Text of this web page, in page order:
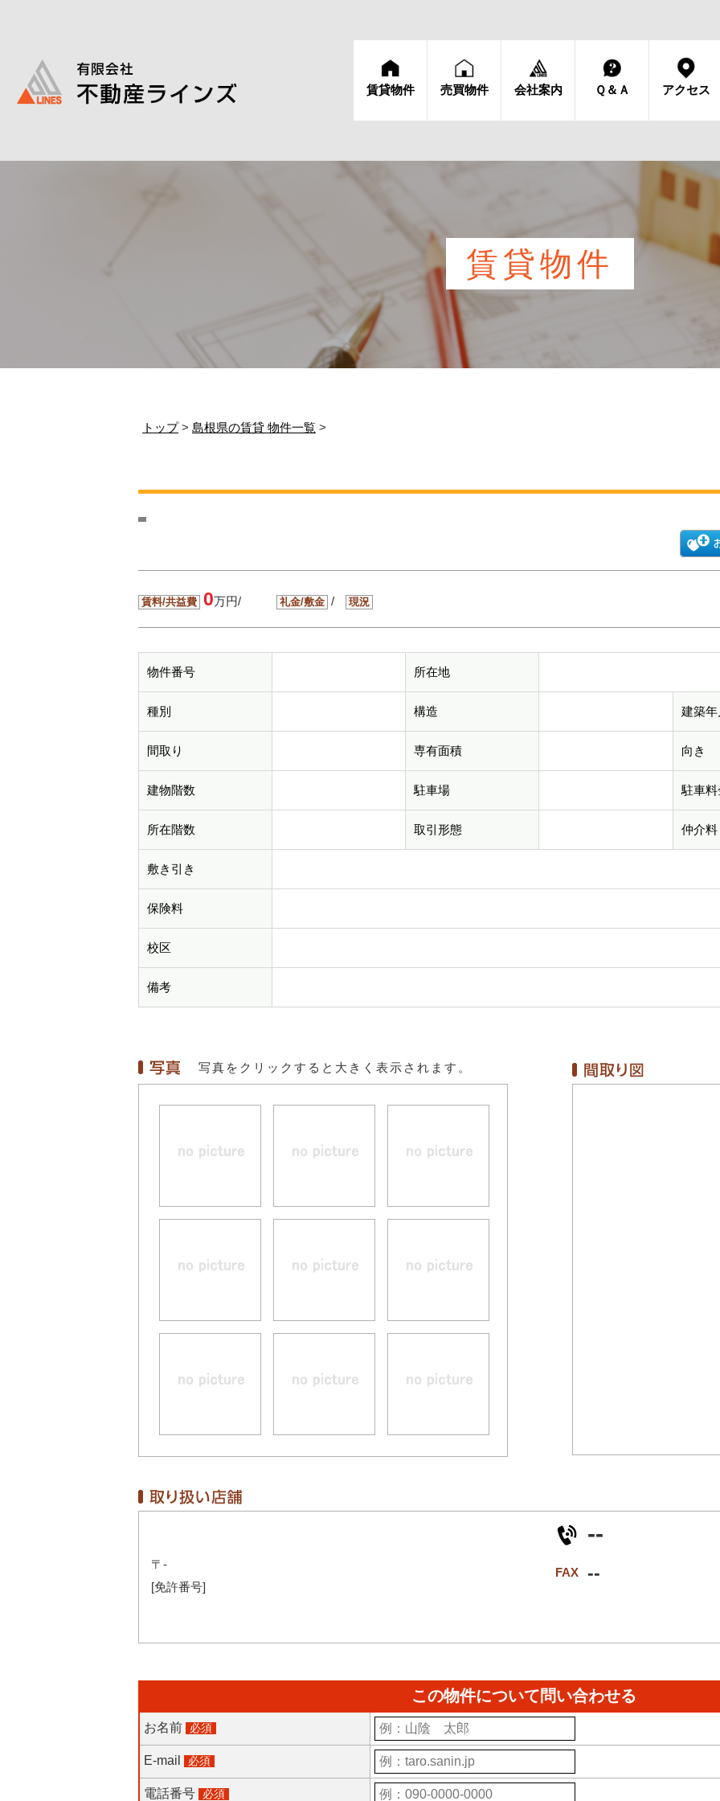
賃貸物件 売買物件 会社案内 Ｑ＆Ａ アクセス
賃貸物件
トップ> 島根県の賃貸 物件一覧 >
賃料/共益費 0万円/ 礼金/敷金 / 現況
物件番号 所在地
種別 構造 建築年
間取り 専有面積 向き
建物階数 駐車場 駐車料
所在階数 取引形態 仲介料
敷き引き
保険料
校区
備考
写真をクリックすると大きく表示されます。
〒-
[免許番号]
--
FAX --